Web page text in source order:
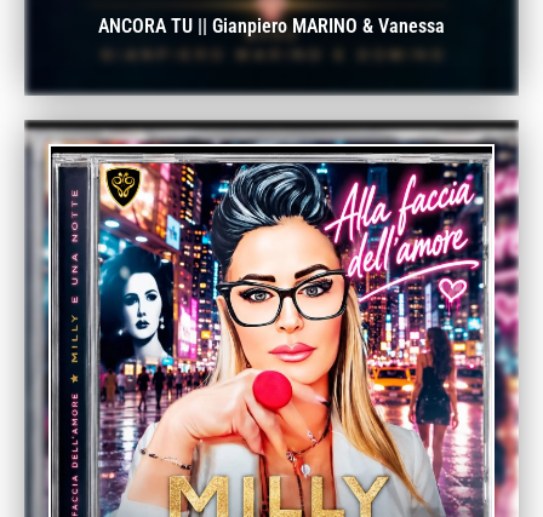
ANCORA TU || Gianpiero MARINO & Vanessa